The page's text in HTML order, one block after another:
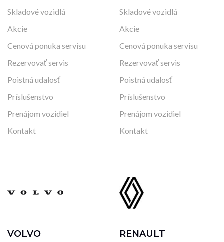
Skladové vozidlá
Akcie
Cenová ponuka servisu
Rezervovať servis
Poistná udalosť
Príslušenstvo
Prenájom vozidiel
Kontakt
Skladové vozidlá
Akcie
Cenová ponuka servisu
Rezervovať servis
Poistná udalosť
Príslušenstvo
Prenájom vozidiel
Kontakt
VOLVO RENAULT